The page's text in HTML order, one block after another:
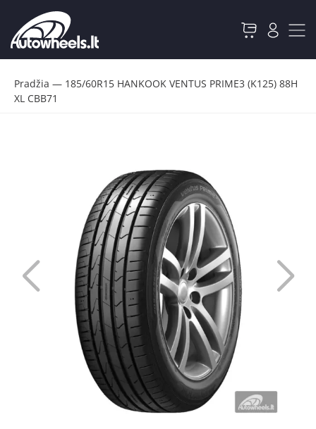
Pradžia — 185/60R15 HANKOOK VENTUS PRIME3 (K125) 88H
XL CBB71